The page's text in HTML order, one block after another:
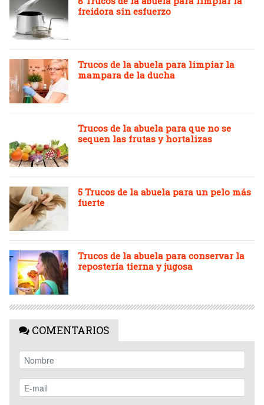
freidora sin esfuerzo
Trucos de la abuela para limpiar la
mampara de la ducha
Trucos de la abuela para que no se
sequen las frutas y hortalizas
5 Trucos de la abuela para un pelo más
fuerte
Trucos de la abuela para conservar la
repostería tierna y jugosa
COMENTARIOS